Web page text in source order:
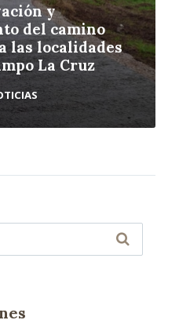
y
del camino
las localidades
La Cruz